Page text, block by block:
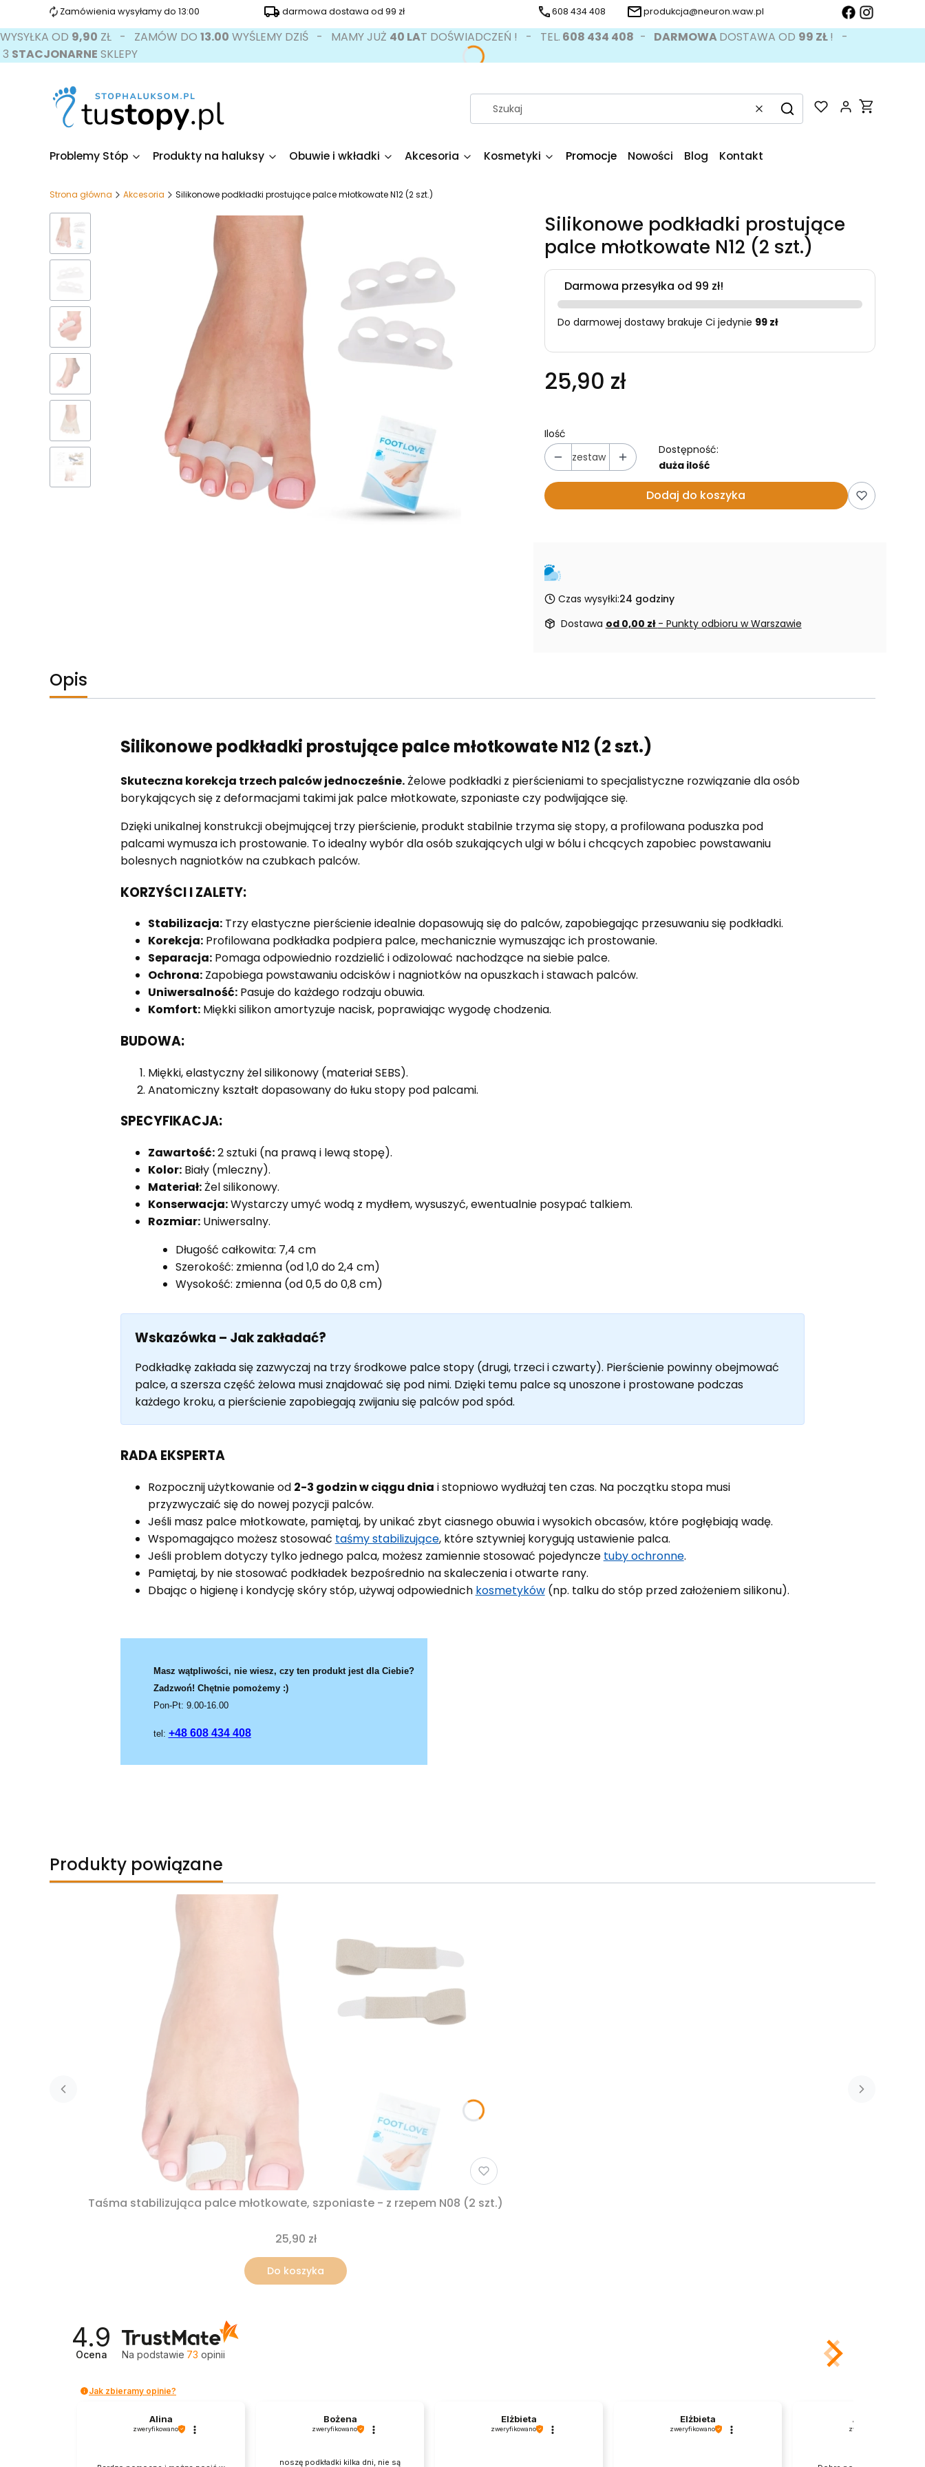
Zamówienia wysyłamy do 13:00 darmowa dostawa od 99 zł 608 434 408 produkcja@neuron.waw.pl
WYSYŁKA OD 9,90 ZŁ - ZAMÓW DO 13.00 WYŚLEMY DZIŚ - MAMY JUŻ 40 LAT DOŚWIADCZEŃ ! - TEL. 608 434 408 - DARMOWADOSTAWA OD 99 ZŁ! -
3 STACJONARNE SKLEPY
WyczyśćSzukaj
Produkty w
Problemy Stóp Produkty na haluksy Obuwie i wkładki Akcesoria Kosmetyki Promocje Nowości Blog Kontakt
Strona główna Akcesoria Silikonowe podkładki prostujące palce młotkowate N12 (2 szt.)
Silikonowe podkładki prostujące
palce młotkowate N12 (2 szt.)
Darmowa przesyłka od 99 zł!
Do darmowej dostawy brakuje Ci jedynie 99 zł
25,90 zł
Ilość
zestaw
Dostępność:
duża ilość
Dodaj do koszyka
Czas wysyłki:24 godziny
Dostawa od 0,00 zł - Punkty odbioru w Warszawie
Opis
Silikonowe podkładki prostujące palce młotkowate N12 (2 szt.)
Skuteczna korekcja trzech palców jednocześnie.Żelowe podkładki z pierścieniami to specjalistyczne rozwiązanie dla osób
borykających się z deformacjami takimi jak palce młotkowate, szponiaste czy podwijające się.
Dzięki unikalnej konstrukcji obejmującej trzy pierścienie, produkt stabilnie trzyma się stopy, a profilowana poduszka pod
palcami wymusza ich prostowanie. To idealny wybór dla osób szukających ulgi w bólu i chcących zapobiec powstawaniu
bolesnych nagniotków na czubkach palców.
KORZYŚCI I ZALETY:
Stabilizacja:Trzy elastyczne pierścienie idealnie dopasowują się do palców, zapobiegając przesuwaniu się podkładki.
Korekcja:Profilowana podkładka podpiera palce, mechanicznie wymuszając ich prostowanie.
Separacja:Pomaga odpowiednio rozdzielić i odizolować nachodzące na siebie palce.
Ochrona:Zapobiega powstawaniu odcisków i nagniotków na opuszkach i stawach palców.
Uniwersalność:Pasuje do każdego rodzaju obuwia.
Komfort:Miękki silikon amortyzuje nacisk, poprawiając wygodę chodzenia.
BUDOWA:
Miękki, elastyczny żel silikonowy (materiał SEBS).
Anatomiczny kształt dopasowany do łuku stopy pod palcami.
SPECYFIKACJA:
Zawartość:2 sztuki (na prawą i lewą stopę).
Kolor:Biały (mleczny).
Materiał:Żel silikonowy.
Konserwacja:Wystarczy umyć wodą z mydłem, wysuszyć, ewentualnie posypać talkiem.
Rozmiar:Uniwersalny.
Długość całkowita: 7,4 cm
Szerokość: zmienna (od 1,0 do 2,4 cm)
Wysokość: zmienna (od 0,5 do 0,8 cm)
Wskazówka – Jak zakładać?
Podkładkę zakłada się zazwyczaj na trzy środkowe palce stopy (drugi, trzeci i czwarty). Pierścienie powinny obejmować
palce, a szersza część żelowa musi znajdować się pod nimi. Dzięki temu palce są unoszone i prostowane podczas
każdego kroku, a pierścienie zapobiegają zwijaniu się palców pod spód.
RADA EKSPERTA
Rozpocznij użytkowanie od 2-3 godzin w ciągu dnia i stopniowo wydłużaj ten czas. Na początku stopa musi
przyzwyczaić się do nowej pozycji palców.
Jeśli masz palce młotkowate, pamiętaj, by unikać zbyt ciasnego obuwia i wysokich obcasów, które pogłębiają wadę.
Wspomagająco możesz stosować taśmy stabilizujące, które sztywniej korygują ustawienie palca.
Jeśli problem dotyczy tylko jednego palca, możesz zamiennie stosować pojedyncze tuby ochronne.
Pamiętaj, by nie stosować podkładek bezpośrednio na skaleczenia i otwarte rany.
Dbając o higienę i kondycję skóry stóp, używaj odpowiednich kosmetyków(np. talku do stóp przed założeniem silikonu).
Masz wątpliwości, nie wiesz, czy ten produkt jest dla Ciebie?
Zadzwoń! Chętnie pomożemy :)
Pon-Pt: 9.00-16.00
tel: +48 608 434 408
Produkty powiązane
Taśma stabilizująca palce młotkowate, szponiaste - z rzepem N08 (2 szt.)
25,90 zł
Do koszyka
4.9
Ocena Na podstawie 73 opinii
Jak zbieramy opinie?
Alina
zweryfikowano
Bożena
zweryfikowano
noszę podkładki kilka dni, nie są
Elżbieta
zweryfikowano
Elżbieta
zweryfikowano
Agnieszka
zweryfikowano